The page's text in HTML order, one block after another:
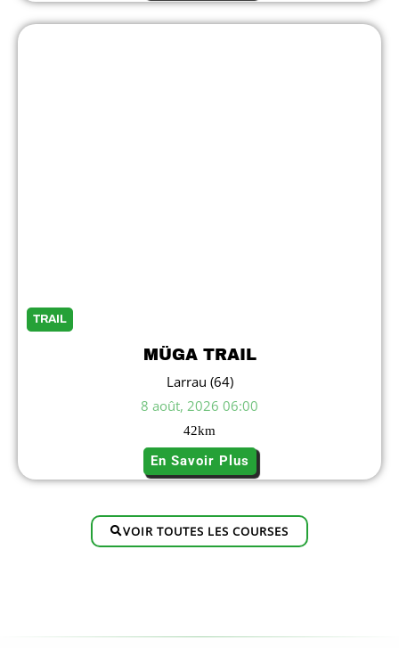
TRAIL
MÜGA TRAIL
Larrau (64)
8 août, 2026 06:00
42km
En Savoir Plus
VOIR TOUTES LES COURSES